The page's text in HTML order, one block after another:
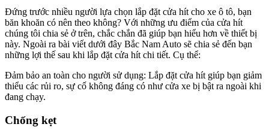
Đứng trước nhiều người lựa chọn lắp đặt cửa hít cho xe ô tô, bạn
băn khoăn có nên theo không? Với những ưu điểm của cửa hít
chúng tôi chia sẻ ở trên, chắc chắn đã giúp bạn hiểu hơn về thiết bị
này. Ngoài ra bài viết dưới đây Bắc Nam Auto sẽ chia sẻ đến bạn
những lợi thế sau khi lắp đặt cửa hít chi tiết. Cụ thể:
Đảm bảo an toàn cho người sử dụng: Lắp đặt cửa hít giúp bạn giảm
thiểu các rủi ro, sự cố không đáng có như cửa xe bị bật ra ngoài khi
đang chạy.
Chống kẹt